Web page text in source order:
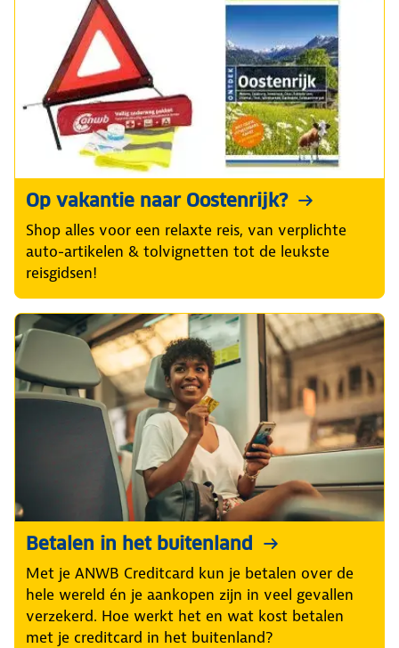
Op vakantie naar Oostenrijk?
Shop alles voor een relaxte reis, van verplichte
auto-artikelen & tolvignetten tot de leukste
reisgidsen!
Betalen in het buitenland
Met je ANWB Creditcard kun je betalen over de
hele wereld én je aankopen zijn in veel gevallen
verzekerd. Hoe werkt het en wat kost betalen
met je creditcard in het buitenland?